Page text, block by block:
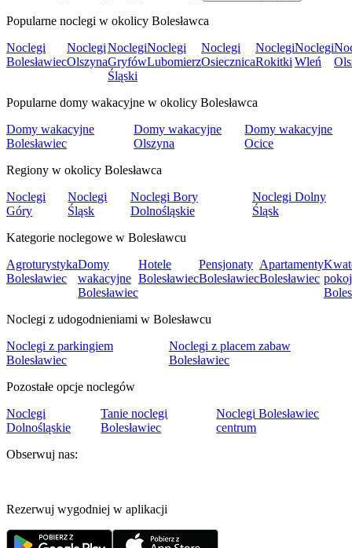
Popularne noclegi w okolicy Bolesławca
Noclegi
Bolesławiec
Noclegi
Olszyna
Noclegi
Gryfów
Śląski
Noclegi
Lubomierz
Noclegi
Osiecznica
Noclegi
Rokitki
Noclegi
Wleń
Popularne domy wakacyjne w okolicy Bolesławca
Domy wakacyjne
Bolesławiec
Domy wakacyjne
Olszyna
Domy wakacyjne
Ocice
Regiony w okolicy Bolesławca
Noclegi
Góry
Noclegi
Śląsk
Noclegi Bory
Dolnośląskie
Noclegi Dolny
Śląsk
Kategorie noclegowe w Bolesławcu
Agroturystyka
Bolesławiec
Domy
wakacyjne
Bolesławiec
Hotele
Bolesławiec
Pensjonaty
Bolesławiec
Apartamenty
Bolesławiec
Noclegi z udogodnieniami w Bolesławcu
Noclegi z parkingiem
Bolesławiec
Noclegi z placem zabaw
Bolesławiec
Pozostałe opcje noclegów
Noclegi
Dolnośląskie
Tanie noclegi
Bolesławiec
Noclegi Bolesławiec
centrum
Obserwuj nas:
Rezerwuj wygodniej w aplikacji